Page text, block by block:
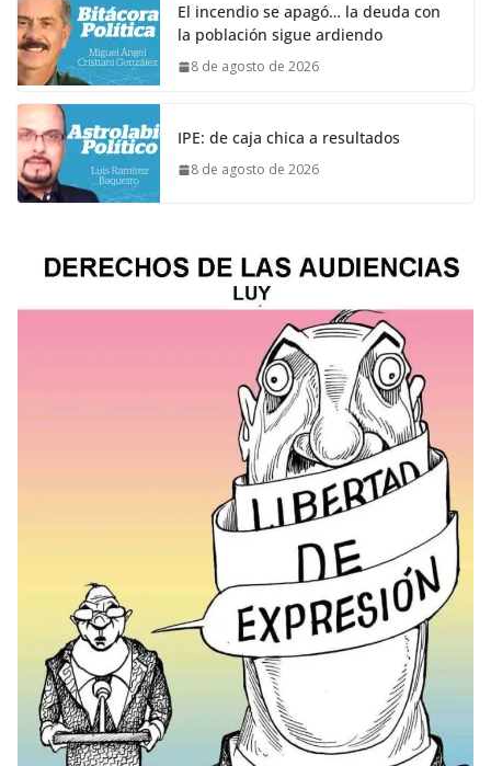
El incendio se apagó… la deuda con
la población sigue ardiendo
8 de agosto de 2026
IPE: de caja chica a resultados
8 de agosto de 2026